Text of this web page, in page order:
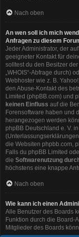
Nach oben
An wen soll ich mich
Anfragen zu diesem
Jeder Administrator, der
geeigneter Kontakt für
solltest du den Besitzer
„WHOIS“-Abfrage durch)
Webhoster wie z. B.
den Abuse-Kontakt des
Limited (phpBB.com) und
keinen Einfluss auf die
Forensoftware haben und
herangezogen werden
phpBB Deutschland e. V.
die Websiten phpbb.com,
Falls du phpBB Limited
die Softwarenutzung
höchstens eine knappe
Nach oben
Wie kann ich einen
Alle Benutzer des Boards
Funktion durch die Board-
Mitglieder des Boards